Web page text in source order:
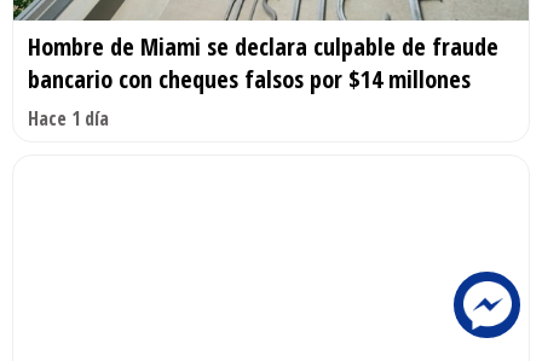
Hombre de Miami se declara culpable de fraude
bancario con cheques falsos por $14 millones
Hace 1 día